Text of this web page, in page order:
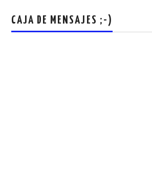
CAJA DE MENSAJES ;-)